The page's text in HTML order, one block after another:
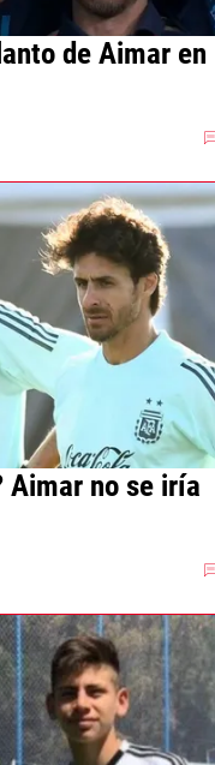
de Aimar en
Aimar no se iría